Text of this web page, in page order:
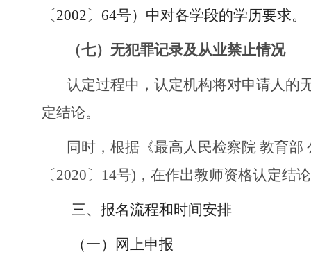
〔2002〕64号）中对各学段的学历要求。
（七）无犯罪记录及从业禁止情况
认定过程中，认定机构将对申请人的
定结论。
同时，根据《最高人民检察院 教育部
〔2020〕14号)，在作出教师资格认定
三、报名流程和时间安排
（一）网上申报